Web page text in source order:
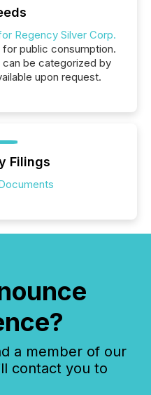
Regency Silver Corp.
for public consumption.
can be categorized by
upon request.
Filings
a member of our
contact you to